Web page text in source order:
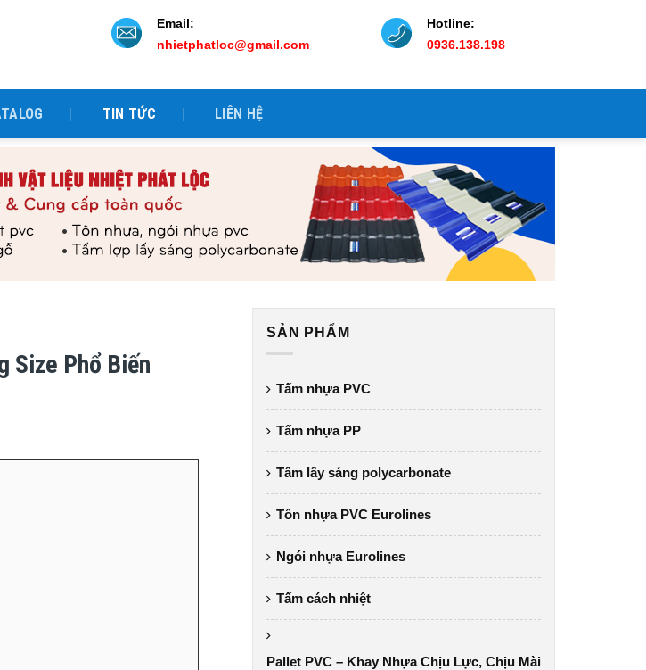
Email:
nhietphatloc@gmail.com
Hotline:
0936.138.198
TIN TỨC LIÊN HỆ
Size Phổ Biến
SẢN PHẨM
Tấm nhựa PVC
Tấm nhựa PP
Tấm lấy sáng polycarbonate
Tôn nhựa PVC Eurolines
Ngói nhựa Eurolines
Tấm cách nhiệt
Pallet PVC – Khay Nhựa Chịu Lực, Chịu Mài